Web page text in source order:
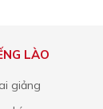
LÀO
giảng